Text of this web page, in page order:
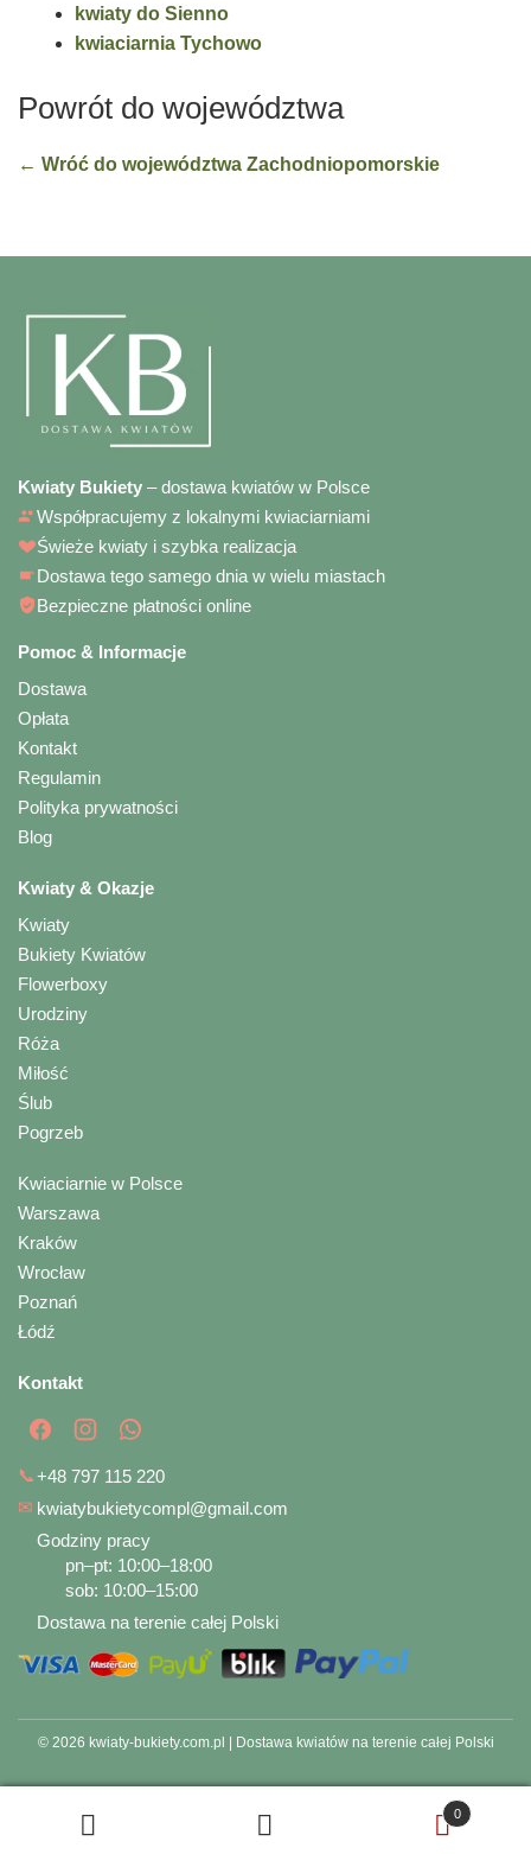
kwiaty do Sienno
kwiaciarnia Tychowo
Powrót do województwa
← Wróć do województwa Zachodniopomorskie
Kwiaty Bukiety – dostawa kwiatów w Polsce
Współpracujemy z lokalnymi kwiaciarniami
Świeże kwiaty i szybka realizacja
Dostawa tego samego dnia w wielu miastach
Bezpieczne płatności online
Pomoc & Informacje
Dostawa
Opłata
Kontakt
Regulamin
Polityka prywatności
Blog
Kwiaty & Okazje
Kwiaty
Bukiety Kwiatów
Flowerboxy
Urodziny
Róża
Miłość
Ślub
Pogrzeb
Kwiaciarnie w Polsce
Warszawa
Kraków
Wrocław
Poznań
Łódź
Kontakt
📞+48 797 115 220
✉ kwiatybukietycompl@gmail.com
Godziny pracy
pn–pt: 10:00–18:00
sob: 10:00–15:00
Dostawa na terenie całej Polski
0
© 2026 kwiaty-bukiety.com.pl | Dostawa kwiatów na terenie całej Polski